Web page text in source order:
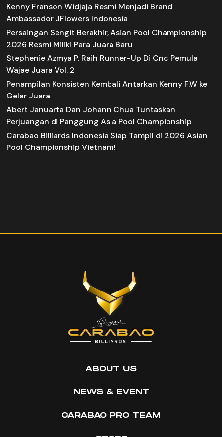
Kenny Franson Widjaja Resmi Menjadi Brand
Ambassador JFlowers Indonesia
Persaingan Sengit Berakhir, Asian Pool Championship
2026 Resmi Miliki Para Juara Baru
Stephenie Azmya P. Raih Runner-Up Di Cnc Pemula
Wajae Juara Vol. 2
Penampilan Konsisten Kembali Antarkan Kenny F.W ke
Gelar Juara
Abert Januarta Dan Johann Chua Tuntaskan
Perjuangan di Panggung Asia Pool Championship
Carabao Billiards Indonesia Siap Tampil di 2026 Asian
Pool Championship Vietnam!
ABOUT US
NEWS & EVENT
CARABAO PRO TEAM